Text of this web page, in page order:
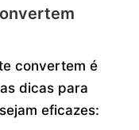
convertem é
dicas para
eficazes: